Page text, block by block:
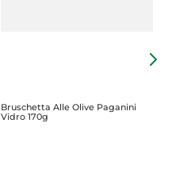
Bruschetta Alle Olive Paganini
Vidro 170g